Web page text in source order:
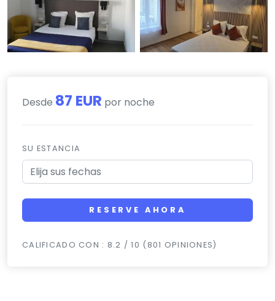
Desde 87 EUR por noche
SU ESTANCIA
RESERVE AHORA
CALIFICADO CON : 8.2 / 10 (801 OPINIONES)